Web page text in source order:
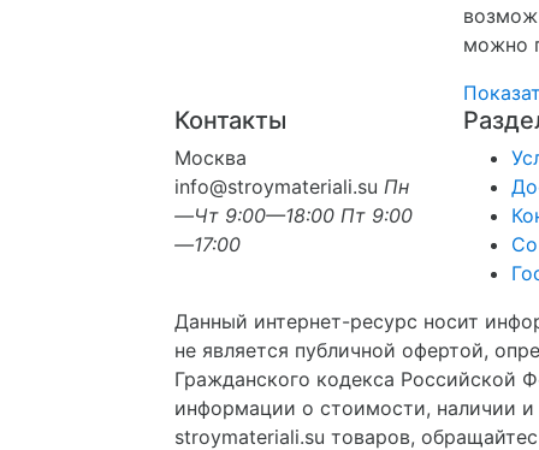
можно
Контакты
Москва
info@stroymateriali.su Пн
—Чт 9:00—18:00 Пт 9:00
—17:00
Данный интернет-ресурс носит
не является публичной офертой,
Гражданского кодекса Российской
информации о стоимости, наличии и
stroymateriali.su товаров,